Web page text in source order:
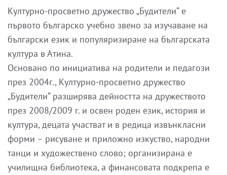
Културно-просветно дружество „Будители“ е
първото българско учебно звено за изучаване на
български език и популяризиране на българската
култура в Атина.
Основано по инициатива на родители и педагози
през 2004г., Културно-просветно дружество
„Будители“ разширява дейността на дружеството
през 2008/2009 г. и освен роден език, история и
култура, децата участват и в редица извънкласни
форми – рисуване и приложно изкуство, народни
танци и художествено слово; организирана е
училищна библиотека, а финансовата подкрепа е